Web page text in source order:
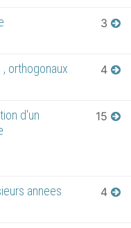
3
orthogonaux 4
d'un
15
annees 4